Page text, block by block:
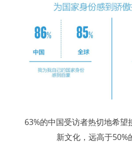
63%的中国受访者热切地希
新文化，远高于50%